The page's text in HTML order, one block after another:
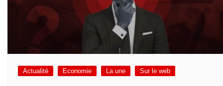
Actualité Economie La une Sur le web